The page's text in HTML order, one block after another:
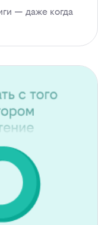
— даже когда